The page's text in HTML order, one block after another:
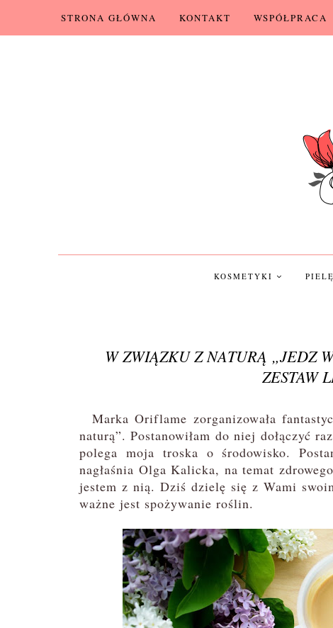
STRONA GŁÓWNA KONTAKT WSPÓŁPRACA
KOSMETYKI
W ZWIĄZKU Z NATURĄ „JEDZ
ZESTAW
Marka Oriflame zorganizowała
naturą”. Postanowiłam do niej dołączyć
polega moja troska o środowisko.
nagłaśnia Olga Kalicka, na temat
jestem z nią. Dziś dzielę się z Wami
ważne jest spożywanie roślin.